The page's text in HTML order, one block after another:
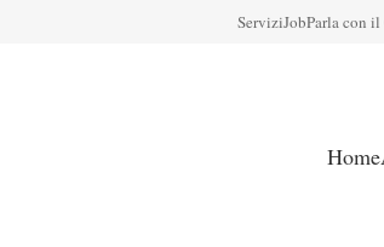
ServiziJobParla con
Home